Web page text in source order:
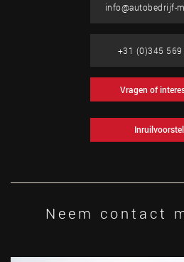
info@autobedrijf-
+31 (0)345 569
Vragen of
Inruilvoorstel
Neem contact